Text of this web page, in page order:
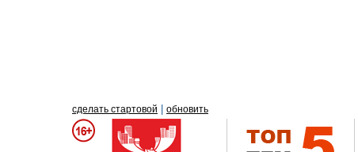
сделать стартовой обновить